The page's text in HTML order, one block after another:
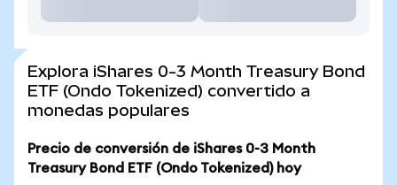
Explora iShares 0-3 Month Treasury Bond
ETF (Ondo Tokenized) convertido a
monedas populares
Precio de conversión de iShares 0-3 Month
Treasury Bond ETF (Ondo Tokenized) hoy